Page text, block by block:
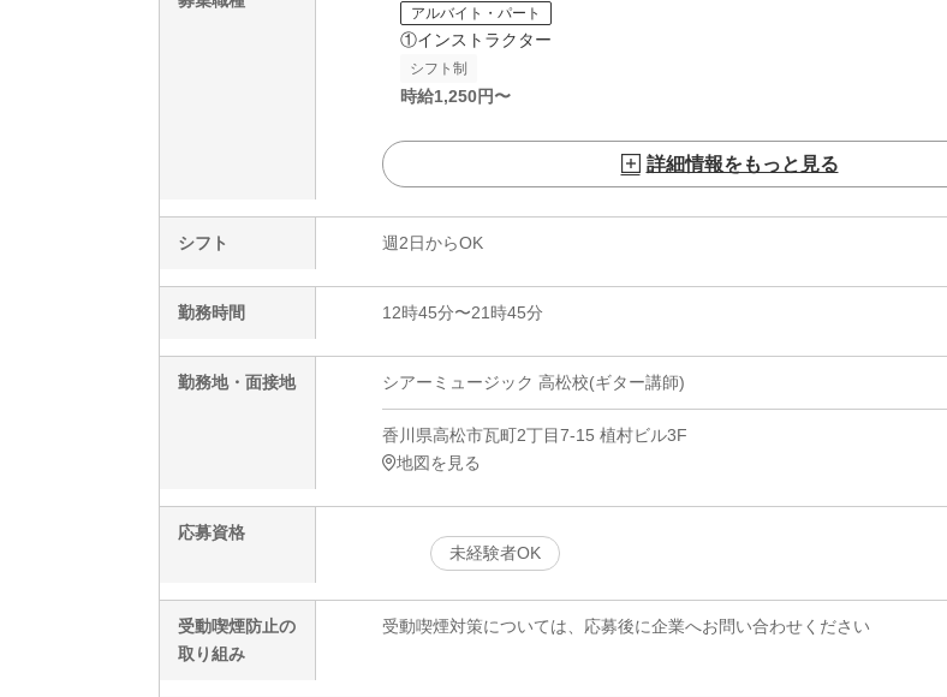
アルバイト・パート
①インストラクター
シフト制
時給1,250円〜
詳細情報をもっと見る
シフト 週2日からOK
勤務時間 12時45分〜21時45分
勤務地・面接地 シアーミュージック 高松校(ギター講師)
香川県高松市瓦町2丁目7-15 植村ビル3F
地図を見る
応募資格
未経験者OK
受動喫煙防止の
取り組み
受動喫煙対策については、応募後に企業へお問い合わせください